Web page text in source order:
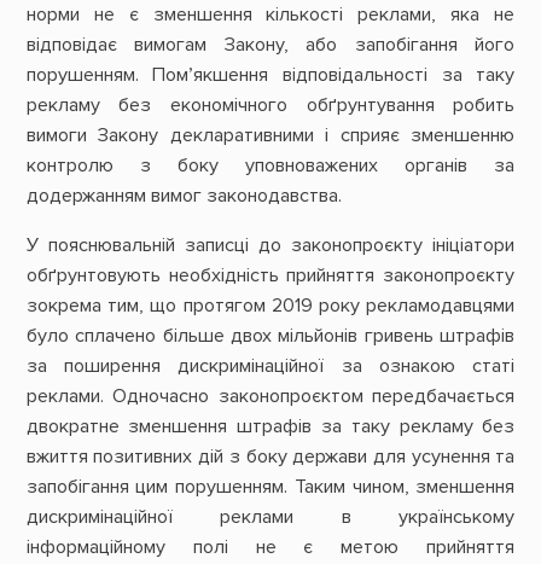
норми не є зменшення кількості реклами, яка не
відповідає вимогам Закону, або запобігання його
порушенням. Пом’якшення відповідальності за таку
рекламу без економічного обґрунтування робить
вимоги Закону декларативними і сприяє зменшенню
контролю з боку уповноважених органів за
додержанням вимог законодавства.
У пояснювальній записці до законопроєкту ініціатори
обґрунтовують необхідність прийняття законопроєкту
зокрема тим, що протягом 2019 року рекламодавцями
було сплачено більше двох мільйонів гривень штрафів
за поширення дискримінаційної за ознакою статі
реклами. Одночасно законопроєктом передбачається
двократне зменшення штрафів за таку рекламу без
вжиття позитивних дій з боку держави для усунення та
запобігання цим порушенням. Таким чином, зменшення
дискримінаційної реклами в українському
інформаційному полі не є метою прийняття